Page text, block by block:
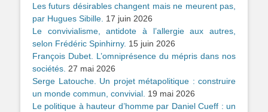
Les futurs désirables changent mais ne meurent pas,
par Hugues Sibille. 17 juin 2026
Le convivialisme, antidote à l’allergie aux autres,
selon Frédéric Spinhirny. 15 juin 2026
François Dubet. L’omniprésence du mépris dans nos
sociétés. 27 mai 2026
Serge Latouche. Un projet métapolitique : construire
un monde commun, convivial. 19 mai 2026
Le politique à hauteur d’homme par Daniel Cueff : un